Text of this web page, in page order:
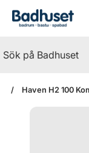
Haven H2 100